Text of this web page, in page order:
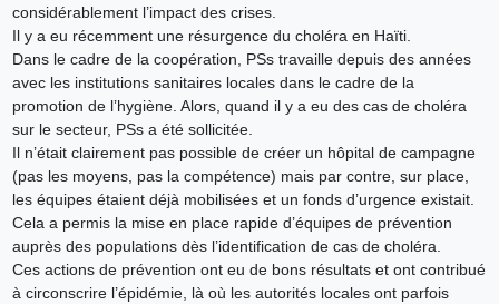
considérablement l’impact des crises.
Il y a eu récemment une résurgence du choléra en Haïti.
Dans le cadre de la coopération, PSs travaille depuis des années
avec les institutions sanitaires locales dans le cadre de la
promotion de l’hygiène. Alors, quand il y a eu des cas de choléra
sur le secteur, PSs a été sollicitée.
Il n’était clairement pas possible de créer un hôpital de campagne
(pas les moyens, pas la compétence) mais par contre, sur place,
les équipes étaient déjà mobilisées et un fonds d’urgence existait.
Cela a permis la mise en place rapide d’équipes de prévention
auprès des populations dès l’identification de cas de choléra.
Ces actions de prévention ont eu de bons résultats et ont contribué
à circonscrire l’épidémie, là où les autorités locales ont parfois